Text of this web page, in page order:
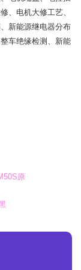
、电机大修工艺、
新能源继电器分布
车绝缘检测、新能
原